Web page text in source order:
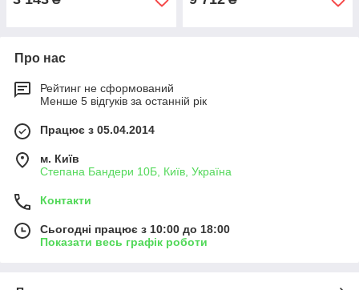
Про нас
Рейтинг не сформований
Менше 5 відгуків за останній рік
Працює з 05.04.2014
м. Київ
Степана Бандери 10Б, Київ, Україна
Контакти
Сьогодні працює з 10:00 до 18:00
Показати весь графік роботи